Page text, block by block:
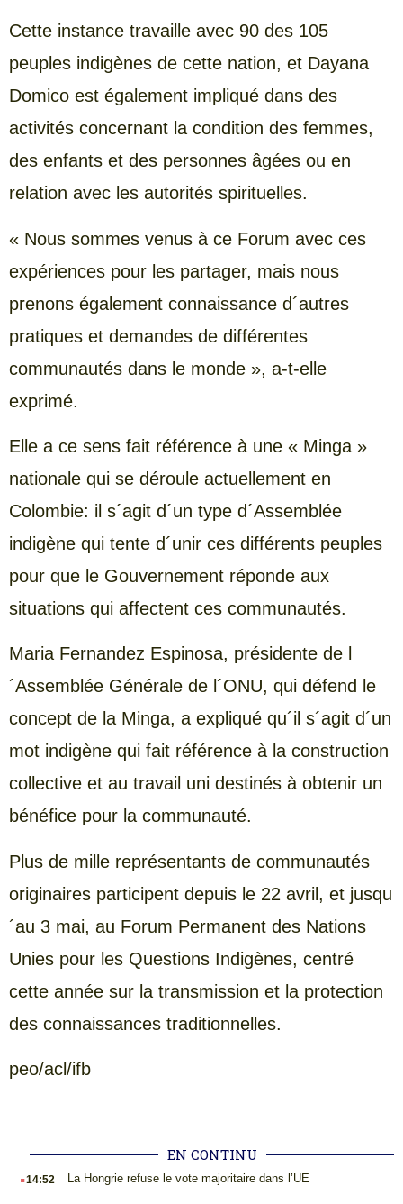
Cette instance travaille avec 90 des 105
peuples indigènes de cette nation, et Dayana
Domico est également impliqué dans des
activités concernant la condition des femmes,
des enfants et des personnes âgées ou en
relation avec les autorités spirituelles.
« Nous sommes venus à ce Forum avec ces
expériences pour les partager, mais nous
prenons également connaissance d´autres
pratiques et demandes de différentes
communautés dans le monde », a-t-elle
exprimé.
Elle a ce sens fait référence à une « Minga »
nationale qui se déroule actuellement en
Colombie: il s´agit d´un type d´Assemblée
indigène qui tente d´unir ces différents peuples
pour que le Gouvernement réponde aux
situations qui affectent ces communautés.
Maria Fernandez Espinosa, présidente de l
´Assemblée Générale de l´ONU, qui défend le
concept de la Minga, a expliqué qu´il s´agit d´un
mot indigène qui fait référence à la construction
collective et au travail uni destinés à obtenir un
bénéfice pour la communauté.
Plus de mille représentants de communautés
originaires participent depuis le 22 avril, et jusqu
´au 3 mai, au Forum Permanent des Nations
Unies pour les Questions Indigènes, centré
cette année sur la transmission et la protection
des connaissances traditionnelles.
peo/acl/ifb
EN CONTINU
.14:52 La Hongrie refuse le vote majoritaire dans l’UE